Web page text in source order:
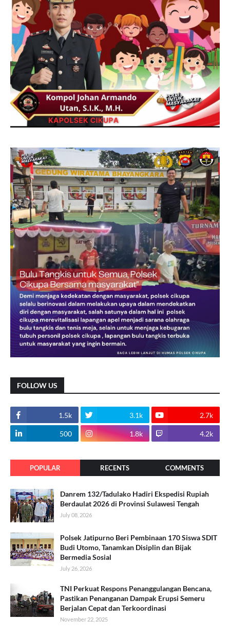
FOLLOW US
1.5k 3.1k 2.7k
500 1.8k 4.2k
POPULAR RECENTS COMMENTS
Danrem 132/Tadulako Hadiri Ekspedisi Rupiah
Berdaulat 2026 di Provinsi Sulawesi Tengah
July 08, 2026
Polsek Jatipurno Beri Pembinaan 170 Siswa SDIT
Budi Utomo, Tanamkan Disiplin dan Bijak
Bermedia Sosial
July 26, 2026
TNI Perkuat Respons Penanggulangan Bencana,
Pastikan Penanganan Dampak Erupsi Semeru
Berjalan Cepat dan Terkoordinasi
November 22, 2025